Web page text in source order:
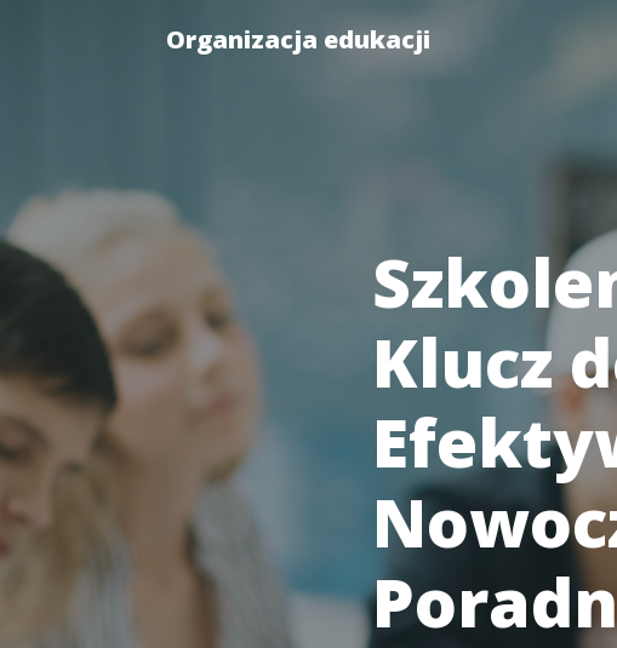
Organizacja edukacji
Klucz